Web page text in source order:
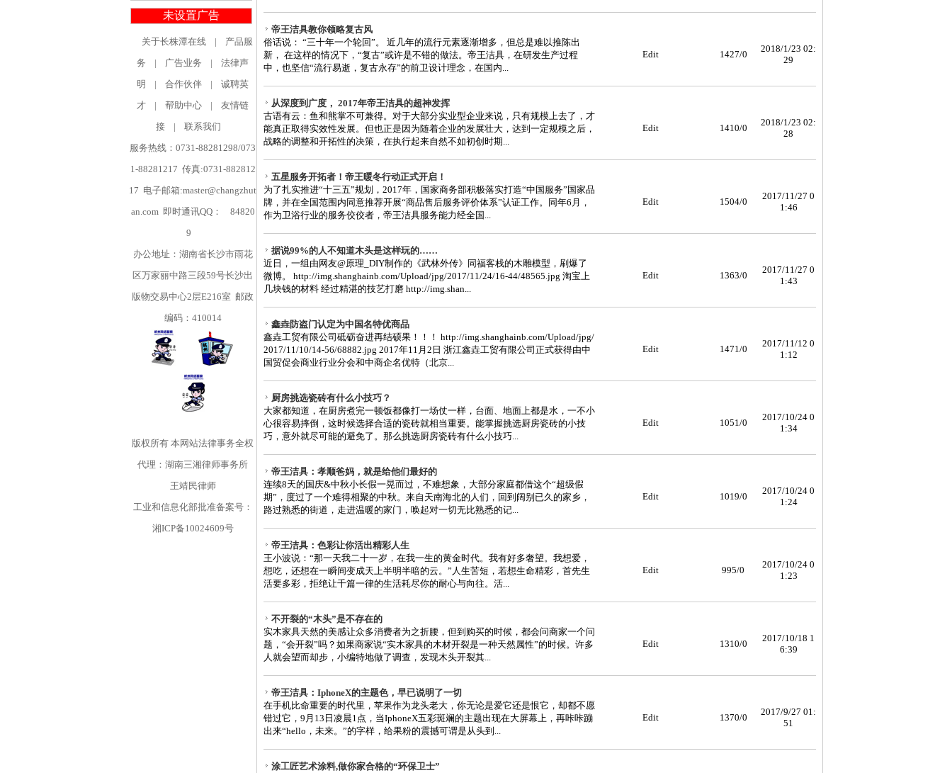
未设置广告
帝王洁具教你领略复古风
俗话说： “三十年一个轮回”。 近几年的流行元素逐渐增多，但总是难以推陈出
新， 在这样的情况下，“复古”或许是不错的做法。帝王洁具，在研发生产过程
中，也坚信“流行易逝，复古永存”的前卫设计理念，在国内...
Edit 1427/0
2018/1/23 02:
29
从深度到广度， 2017年帝王洁具的超神发挥
古语有云：鱼和熊掌不可兼得。对于大部分实业型企业来说，只有规模上去了，才
能真正取得实效性发展。但也正是因为随着企业的发展壮大，达到一定规模之后，
战略的调整和开拓性的决策，在执行起来自然不如初创时期...
Edit 1410/0
2018/1/23 02:
28
五星服务开拓者！帝王暖冬行动正式开启！
为了扎实推进“十三五”规划，2017年，国家商务部积极落实打造“中国服务”国家品
牌，并在全国范围内同意推荐开展“商品售后服务评价体系”认证工作。同年6月，
作为卫浴行业的服务佼佼者，帝王洁具服务能力经全国...
Edit 1504/0
2017/11/27 0
1:46
据说99%的人不知道木头是这样玩的……
近日，一组由网友@原理_DIY制作的《武林外传》同福客栈的木雕模型，刷爆了
微博。 http://img.shanghainb.com/Upload/jpg/2017/11/24/16-44/48565.jpg 淘宝上
几块钱的材料 经过精湛的技艺打磨 http://img.shan...
Edit 1363/0
2017/11/27 0
1:43
鑫垚防盗门认定为中国名特优商品
鑫垚工贸有限公司砥砺奋进再结硕果！！！ http://img.shanghainb.com/Upload/jpg/
2017/11/10/14-56/68882.jpg 2017年11月2日 浙江鑫垚工贸有限公司正式获得由中
国贸促会商业行业分会和中商企名优特（北京...
Edit 1471/0
2017/11/12 0
1:12
厨房挑选瓷砖有什么小技巧？
大家都知道，在厨房煮完一顿饭都像打一场仗一样，台面、地面上都是水，一不小
心很容易摔倒，这时候选择合适的瓷砖就相当重要。能掌握挑选厨房瓷砖的小技
巧，意外就尽可能的避免了。那么挑选厨房瓷砖有什么小技巧...
Edit 1051/0
2017/10/24 0
1:34
帝王洁具：孝顺爸妈，就是给他们最好的
连续8天的国庆&中秋小长假一晃而过，不难想象，大部分家庭都借这个“超级假
期”，度过了一个难得相聚的中秋。来自天南海北的人们，回到阔别已久的家乡，
路过熟悉的街道，走进温暖的家门，唤起对一切无比熟悉的记...
Edit 1019/0
2017/10/24 0
1:24
帝王洁具：色彩让你活出精彩人生
王小波说：“那一天我二十一岁，在我一生的黄金时代。我有好多奢望。我想爱，
想吃，还想在一瞬间变成天上半明半暗的云。”人生苦短，若想生命精彩，首先生
活要多彩，拒绝让千篇一律的生活耗尽你的耐心与向往。活...
Edit 995/0
2017/10/24 0
1:23
不开裂的“木头”是不存在的
实木家具天然的美感让众多消费者为之折腰，但到购买的时候，都会问商家一个问
题，“会开裂”吗？如果商家说“实木家具的木材开裂是一种天然属性”的时候。许多
人就会望而却步，小编特地做了调查，发现木头开裂其...
Edit 1310/0
2017/10/18 1
6:39
帝王洁具：IphoneX的主题色，早已说明了一切
在手机比命重要的时代里，苹果作为龙头老大，你无论是爱它还是恨它，却都不愿
错过它，9月13日凌晨1点，当IphoneX五彩斑斓的主题出现在大屏幕上，再咔咔蹦
出来“hello，未来。”的字样，给果粉的震撼可谓是从头到...
Edit 1370/0
2017/9/27 01:
51
涂工匠艺术涂料,做你家合格的“环保卫士”
关于长株潭在线 |
产品服
务
| 广告业务 |
法律声
明
| 合作伙伴 |
诚聘英
才
| 帮助中心 |
友情链
接
|
联系我们
服务热线：0731-88281298/073
1-88281217 传真:0731-882812
17 电子邮箱:master@changzhut
an.com 即时通讯QQ：
84820
9
办公地址：湖南省长沙市雨花
区万家丽中路三段59号长沙出
版物交易中心2层E216室 邮政
编码：410014
版权所有 本网站法律事务全权
代理：湖南三湘律师事务所
王靖民律师
工业和信息化部批准备案号：
湘ICP备10024609号